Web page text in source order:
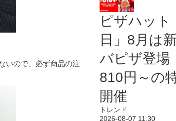
いので、必ず商品の注
ピザハット
日」8月は
バピザ登場
810円～の
開催
トレンド
2026-08-07 11:30